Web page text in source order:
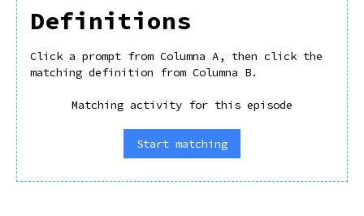
Definitions
Click a prompt from Columna A, then click the
matching definition from Columna B.
Matching activity for this episode
Start matching